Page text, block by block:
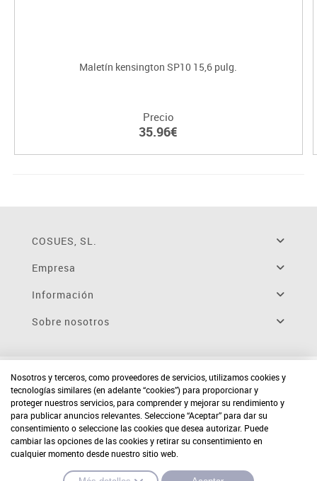
Maletín kensington SP10 15,6 pulg.
Precio
35.96€
COSUES, SL.
Empresa
Información
Sobre nosotros
Nosotros y terceros, como proveedores de servicios, utilizamos cookies y
tecnologías similares (en adelante “cookies”) para proporcionar y
proteger nuestros servicios, para comprender y mejorar su rendimiento y
para publicar anuncios relevantes. Seleccione “Aceptar” para dar su
consentimiento o seleccione las cookies que desea autorizar. Puede
cambiar las opciones de las cookies y retirar su consentimiento en
cualquier momento desde nuestro sitio web.